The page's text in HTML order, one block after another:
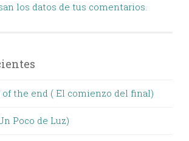
los datos de tus comentarios.
the end ( El comienzo del final)
Poco de Luz)